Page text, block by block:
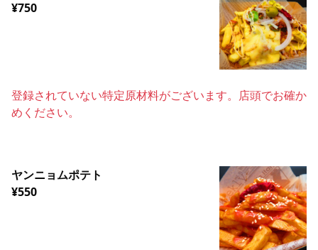
¥750
登録されていない特定原材料がございます。店頭でお確か
めください。
ヤンニョムポテト
¥550